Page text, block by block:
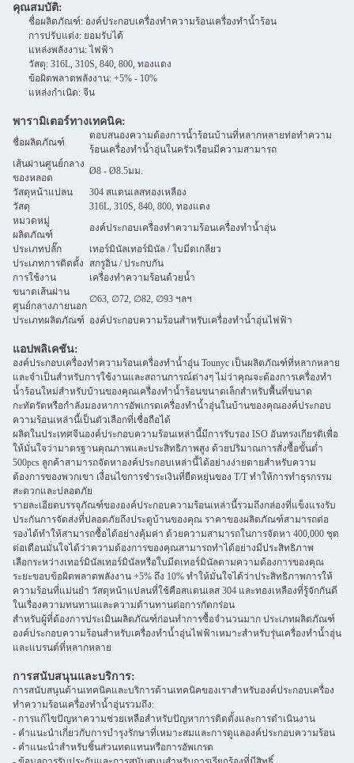
คุณสมบัติ:
ชื่อผลิตภัณฑ์: องค์ประกอบเครื่องทำความร้อนเครื่องทำน้ำร้อน
การปรับแต่ง: ยอมรับได้
แหล่งพลังงาน: ไฟฟ้า
วัสดุ: 316L, 310S, 840, 800, ทองแดง
ข้อผิดพลาดพลังงาน: +5% - 10%
แหล่งกำเนิด: จีน
พารามิเตอร์ทางเทคนิค:
ชื่อผลิตภัณฑ์
ตอบสนองความต้องการน้ำร้อนบ้านที่หลากหลายท่อทำความ
ร้อนเครื่องทำน้ำอุ่นในครัวเรือนมีความสามารถ
เส้นผ่านศูนย์กลาง
ของหลอด
Ø8 - Ø8.5มม.
วัสดุหน้าแปลน
304 สแตนเลสทองเหลือง
วัสดุ
316L, 310S, 840, 800, ทองแดง
หมวดหมู่
ผลิตภัณฑ์
องค์ประกอบเครื่องทำความร้อนเครื่องทำน้ำอุ่น
ประเภทปลั๊ก
เทอร์มินัลเทอร์มินัล / ใบมีดเกลียว
ประเภทการติดตั้ง
สกรูอิน / ประกบกัน
การใช้งาน
เครื่องทำความร้อนด้วยน้ำ
ขนาดเส้นผ่าน
ศูนย์กลางภายนอก
∅63, ∅72, ∅82, ∅93 ฯลฯ
ประเภทผลิตภัณฑ์ องค์ประกอบความร้อนสำหรับเครื่องทำน้ำอุ่นไฟฟ้า
แอปพลิเคชัน:
องค์ประกอบเครื่องทำความร้อนเครื่องทำน้ำอุ่น Tounyc เป็นผลิตภัณฑ์ที่หลากหลาย
และจำเป็นสำหรับการใช้งานและสถานการณ์ต่างๆ ไม่ว่าคุณจะต้องการเครื่องทำ
น้ำร้อนใหม่สำหรับบ้านของคุณเครื่องทำน้ำร้อนขนาดเล็กสำหรับพื้นที่ขนาด
กะทัดรัดหรือกำลังมองหาการอัพเกรดเครื่องทำน้ำอุ่นในบ้านของคุณองค์ประกอบ
ความร้อนเหล่านี้เป็นตัวเลือกที่เชื่อถือได้
ผลิตในประเทศจีนองค์ประกอบความร้อนเหล่านี้มีการรับรอง ISO อันทรงเกียรติเพื่อ
ให้มั่นใจว่ามาตรฐานคุณภาพและประสิทธิภาพสูง ด้วยปริมาณการสั่งซื้อขั้นต่ำ
500pcs ลูกค้าสามารถจัดหาองค์ประกอบเหล่านี้ได้อย่างง่ายดายสำหรับความ
ต้องการของพวกเขา เงื่อนไขการชำระเงินที่ยืดหยุ่นของ T/T ทำให้การทำธุรกรรม
สะดวกและปลอดภัย
รายละเอียดบรรจุภัณฑ์ขององค์ประกอบความร้อนเหล่านี้รวมถึงกล่องที่แข็งแรงรับ
ประกันการจัดส่งที่ปลอดภัยถึงประตูบ้านของคุณ ราคาของผลิตภัณฑ์สามารถต่อ
รองได้ทำให้สามารถซื้อได้อย่างคุ้มค่า ด้วยความสามารถในการจัดหา 400,000 ชุด
ต่อเดือนมั่นใจได้ว่าความต้องการของคุณสามารถทำได้อย่างมีประสิทธิภาพ
เลือกระหว่างเทอร์มินัลเทอร์มินัลหรือใบมีดเทอร์มินัลตามความต้องการของคุณ
ระยะขอบข้อผิดพลาดพลังงาน +5% ถึง 10% ทำให้มั่นใจได้ว่าประสิทธิภาพการให้
ความร้อนที่แม่นยำ วัสดุหน้าแปลนที่ใช้คือสแตนเลส 304 และทองเหลืองที่รู้จักกันดี
ในเรื่องความทนทานและความต้านทานต่อการกัดกร่อน
สำหรับผู้ที่ต้องการประเมินผลิตภัณฑ์ก่อนทำการซื้อจำนวนมาก ประเภทผลิตภัณฑ์
องค์ประกอบความร้อนสำหรับเครื่องทำน้ำอุ่นไฟฟ้าเหมาะสำหรับรุ่นเครื่องทำน้ำอุ่น
และแบรนด์ที่หลากหลาย
การสนับสนุนและบริการ:
การสนับสนุนด้านเทคนิคและบริการด้านเทคนิคของเราสำหรับองค์ประกอบเครื่อง
ทำความร้อนเครื่องทำน้ำอุ่นรวมถึง:
- การแก้ไขปัญหาความช่วยเหลือสำหรับปัญหาการติดตั้งและการดำเนินงาน
- คำแนะนำเกี่ยวกับการบำรุงรักษาที่เหมาะสมและการดูแลองค์ประกอบความร้อน
- คำแนะนำสำหรับชิ้นส่วนทดแทนหรือการอัพเกรด